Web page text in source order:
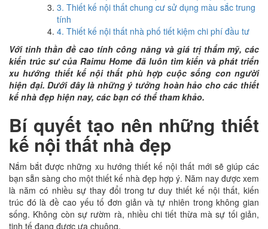
3. Thiết kế nội thất chung cư sử dụng màu sắc trung
tính
4. Thiết kế nội thất nhà phố tiết kiệm chi phí đầu tư
Với tinh thần đề cao tính công năng và giá trị thẩm mỹ, các
kiến trúc sư của Raimu Home đã luôn tìm kiến và phát triển
xu hướng thiết kế nội thất phù hợp cuộc sống con người
hiện đại. Dưới đây là những ý tưởng hoàn hảo cho các thiết
kế nhà đẹp hiện nay, các bạn có thể tham khảo.
Bí quyết tạo nên những thiết
kế nội thất nhà đẹp
Nắm bắt được những xu hướng thiết kế nội thất mới sẽ giúp các
bạn sẵn sàng cho một thiết kế nhà đẹp hợp ý. Năm nay được xem
là năm có nhiều sự thay đổi trong tư duy thiết kế nội thất, kiến
trúc đó là đề cao yếu tố đơn giản và tự nhiên trong không gian
sống. Không còn sự rườm rà, nhiều chi tiết thừa mà sự tối giản,
tinh tế đang được ưa chuộng.